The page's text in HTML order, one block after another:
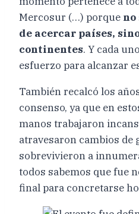
Mercosur (…) porque
de acercar países,
continentes. Y cada
esfuerzo para alcanzar
También recalcó los
consenso, ya que en
manos trabajaron
atravesaron cambios de
sobrevivieron a
todos sabemos que fue
final para concretarse